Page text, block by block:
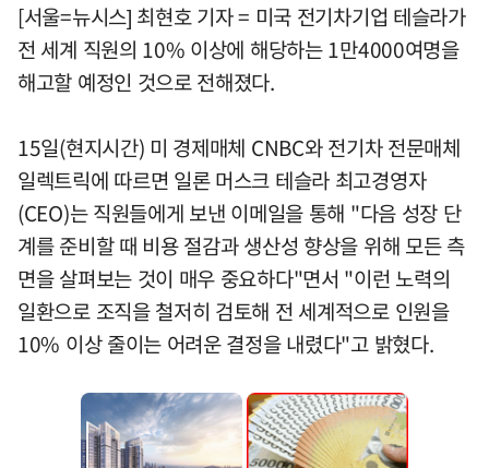
[서울=뉴시스] 최현호 기자 = 미국 전기차기업 테슬라가
전 세계 직원의 10% 이상에 해당하는 1만4000여명을
해고할 예정인 것으로 전해졌다.
15일(현지시간) 미 경제매체 CNBC와 전기차 전문매체
일렉트릭에 따르면 일론 머스크 테슬라 최고경영자
(CEO)는 직원들에게 보낸 이메일을 통해 "다음 성장 단
계를 준비할 때 비용 절감과 생산성 향상을 위해 모든 측
면을 살펴보는 것이 매우 중요하다"면서 "이런 노력의
일환으로 조직을 철저히 검토해 전 세계적으로 인원을
10% 이상 줄이는 어려운 결정을 내렸다"고 밝혔다.